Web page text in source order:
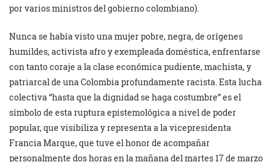
por varios ministros del gobierno colombiano).
Nunca se había visto una mujer pobre, negra, de orígenes
humildes, activista afro y exempleada doméstica, enfrentarse
con tanto coraje a la clase económica pudiente, machista, y
patriarcal de una Colombia profundamente racista. Esta lucha
colectiva “hasta que la dignidad se haga costumbre” es el
símbolo de esta ruptura epistemológica a nivel de poder
popular, que visibiliza y representa a la vicepresidenta
Francia Marque, que tuve el honor de acompañar
personalmente dos horas en la mañana del martes 17 de marzo